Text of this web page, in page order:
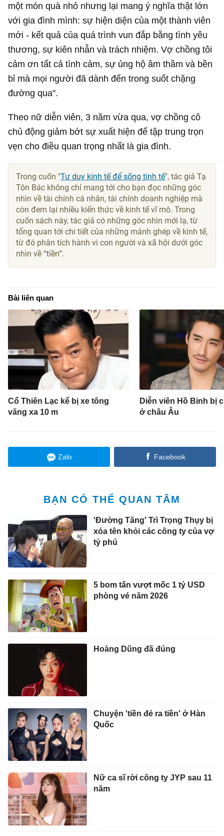
một món quà nhỏ nhưng lại mang ý nghĩa thật lớn
với gia đình mình: sự hiện diện của một thành viên
mới - kết quả của quá trình vun đắp bằng tình yêu
thương, sự kiên nhẫn và trách nhiệm. Vợ chồng tôi
cảm ơn tất cả tình cảm, sự ủng hộ âm thầm và bền
bỉ mà mọi người đã dành đến trong suốt chặng
đường qua".
Theo nữ diễn viên, 3 năm vừa qua, vợ chồng cô
chủ động giảm bớt sự xuất hiện để tập trung trọn
vẹn cho điều quan trọng nhất là gia đình.
Trong cuốn "Tư duy kinh tế để sống tinh tế", tác giả Tạ
Tôn Bác không chỉ mang tới cho bạn đọc những góc
nhìn về tài chính cá nhân, tài chính doanh nghiệp mà
còn đem lại nhiều kiến thức về kinh tế vĩ mô. Trong
cuốn sách này, tác giả có những góc nhìn mới lạ, từ
tổng quan tới chi tiết của những mảnh ghép về kinh tế,
từ đó phân tích hành vi con người và xã hội dưới góc
nhìn về “tiền”.
Bài liên quan
Cổ Thiên Lạc kể bị xe tông
văng xa 10 m
Diễn viên Hồ Binh bị
ở châu Âu
Zalo Facebook
BẠN CÓ THỂ QUAN TÂM
'Đường Tăng' Trì Trọng Thụy bị
xóa tên khỏi các công ty của vợ
tỷ phú
5 bom tấn vượt mốc 1 tỷ USD
phòng vé năm 2026
Hoàng Dũng đã đúng
Chuyện 'tiền đẻ ra tiền' ở Hàn
Quốc
Nữ ca sĩ rời công ty JYP sau 11
năm